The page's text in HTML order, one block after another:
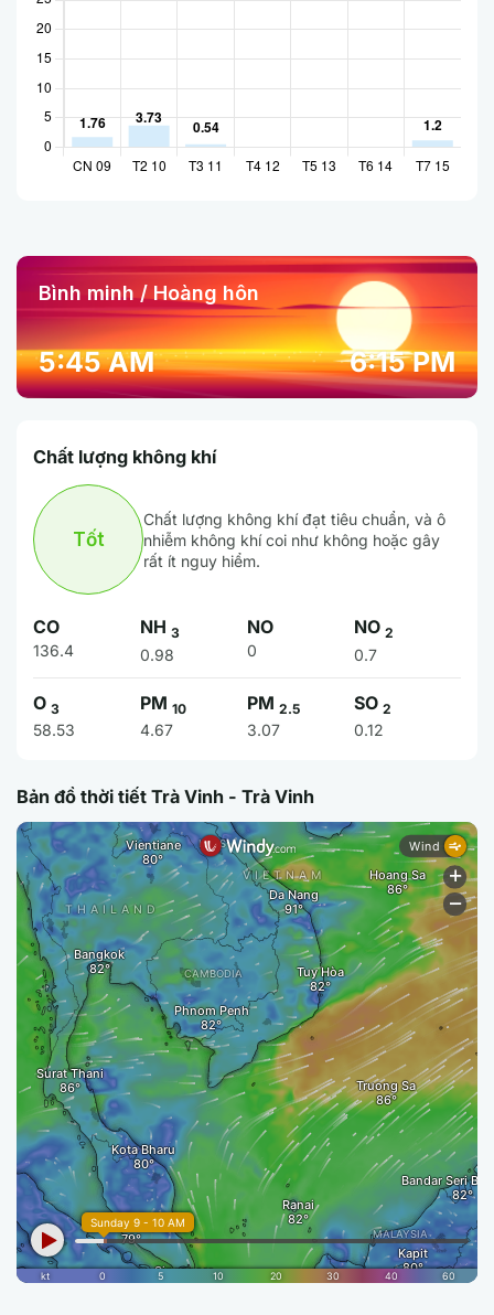
Bình minh / Hoàng hôn
5:45 AM 6:15 PM
Chất lượng không khí
Tốt
Chất lượng không khí đạt tiêu chuẩn, và ô
nhiễm không khí coi như không hoặc gây
rất ít nguy hiểm.
CO
136.4
NH 3
0.98
NO
0
NO 2
0.7
O 3
58.53
PM 10
4.67
PM 2.5
3.07
SO 2
0.12
Bản đồ thời tiết Trà Vinh - Trà Vinh